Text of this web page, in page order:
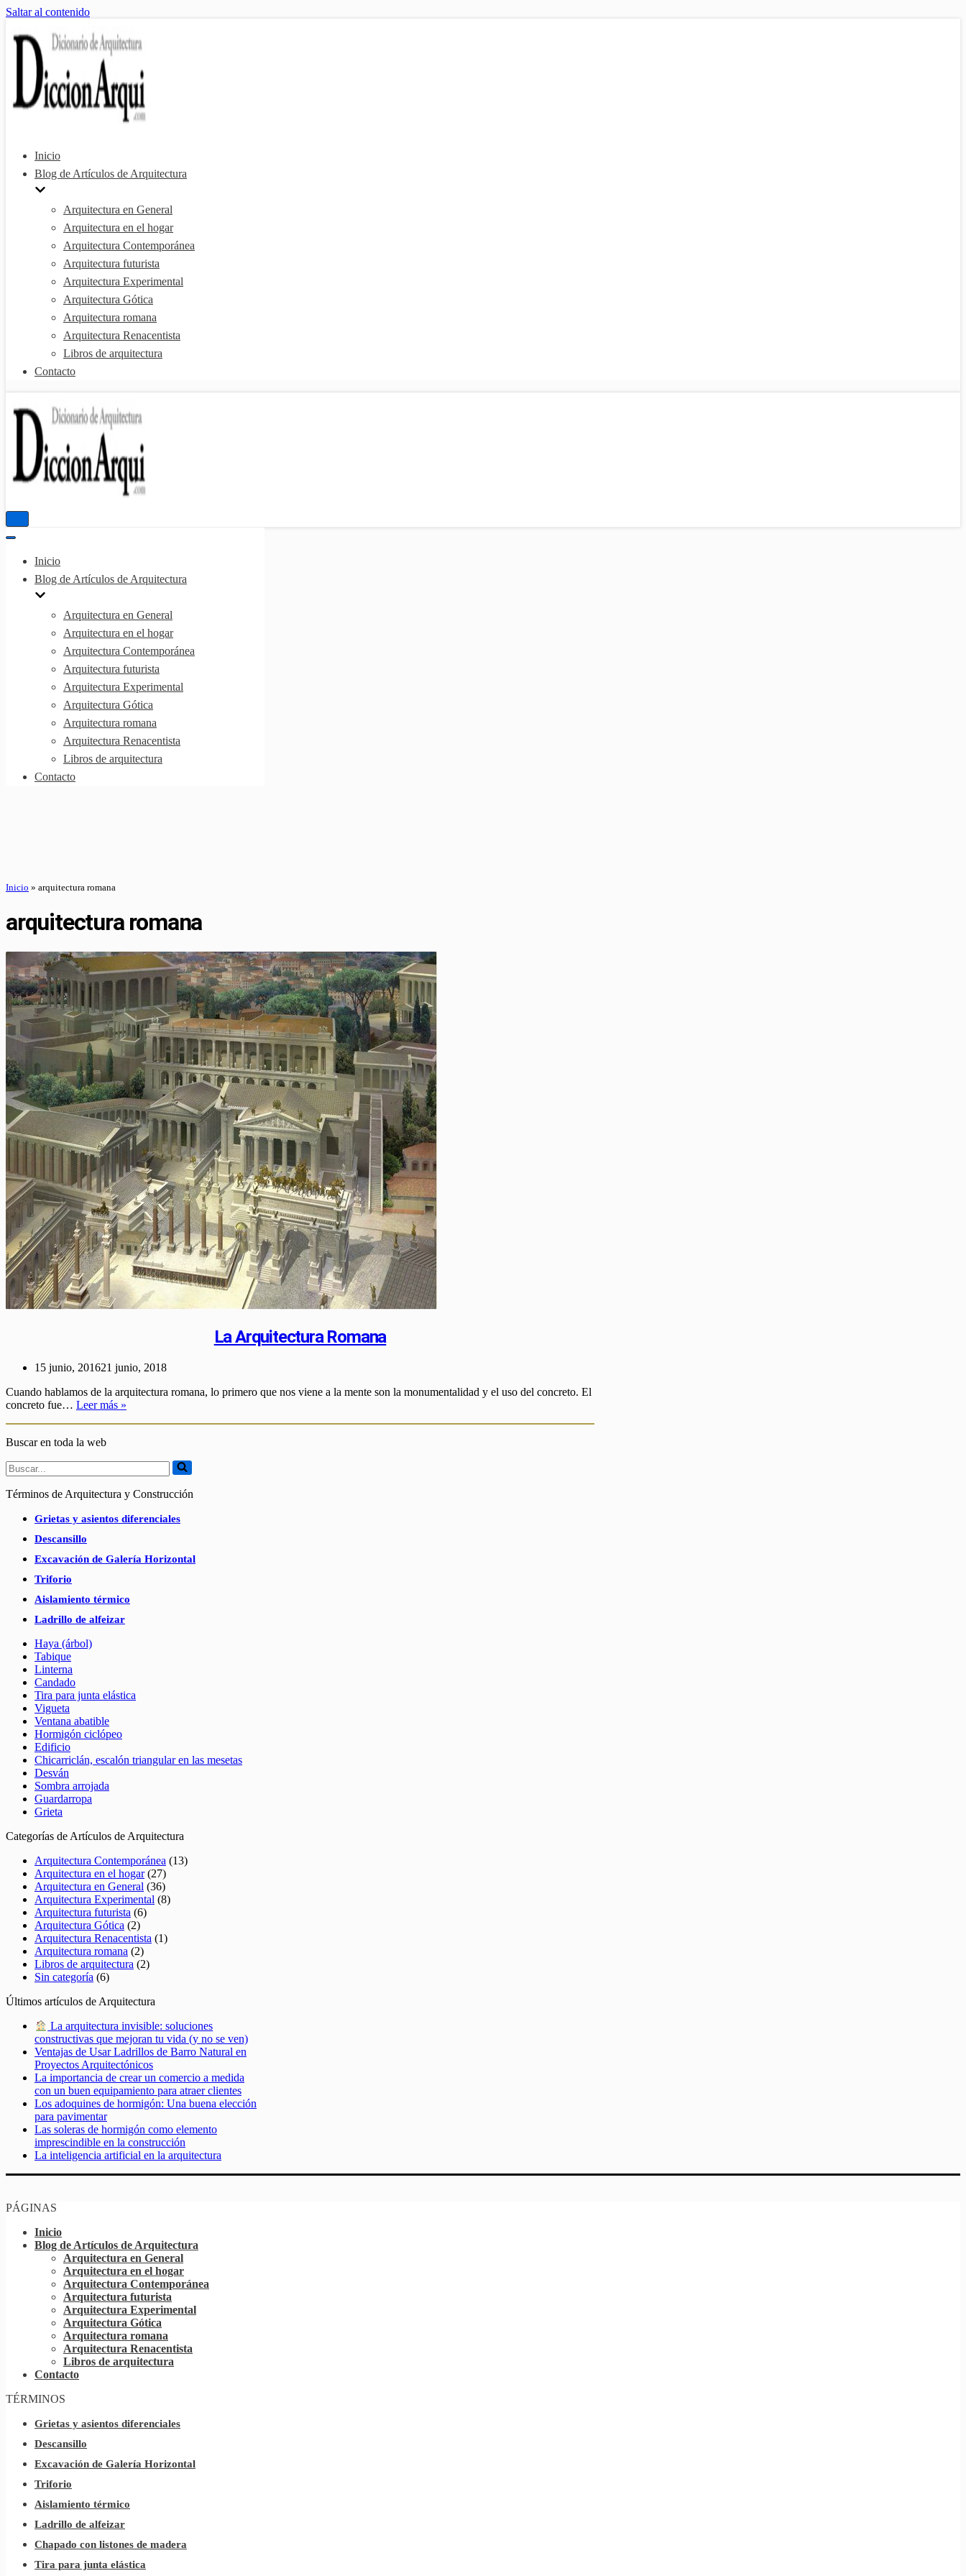
Saltar al contenido
Inicio
Blog de Artículos de Arquitectura
Arquitectura en General
Arquitectura en el hogar
Arquitectura Contemporánea
Arquitectura futurista
Arquitectura Experimental
Arquitectura Gótica
Arquitectura romana
Arquitectura Renacentista
Libros de arquitectura
Contacto
Menú
Menú
navegación
Inicio
Blog de Artículos de Arquitectura
Arquitectura en General
Arquitectura en el hogar
Arquitectura Contemporánea
Arquitectura futurista
Arquitectura Experimental
Arquitectura Gótica
Arquitectura romana
Arquitectura Renacentista
Libros de arquitectura
Contacto
Inicio » arquitectura romana
arquitectura romana
La Arquitectura Romana
15 junio, 201621 junio, 2018
Cuando hablamos de la arquitectura romana, lo primero que nos viene a la mente son la monumentalidad y el uso del concreto. El
concreto fue… Leer más »
Buscar en toda la web
Buscar...
Términos de Arquitectura y Construcción
Grietas y asientos diferenciales
Descansillo
Excavación de Galería Horizontal
Triforio
Aislamiento térmico
Ladrillo de alfeizar
Haya (árbol)
Tabique
Linterna
Candado
Tira para junta elástica
Vigueta
Ventana abatible
Hormigón ciclópeo
Edificio
Chicarriclán, escalón triangular en las mesetas
Desván
Sombra arrojada
Guardarropa
Grieta
Categorías de Artículos de Arquitectura
Arquitectura Contemporánea (13)
Arquitectura en el hogar(27)
Arquitectura en General (36)
Arquitectura Experimental (8)
Arquitectura futurista (6)
Arquitectura Gótica (2)
Arquitectura Renacentista (1)
Arquitectura romana (2)
Libros de arquitectura (2)
Sin categoría (6)
Últimos artículos de Arquitectura
La arquitectura invisible: soluciones
constructivas que mejoran tu vida (y no se ven)
Ventajas de Usar Ladrillos de Barro Natural en
Proyectos Arquitectónicos
La importancia de crear un comercio a medida
con un buen equipamiento para atraer clientes
Los adoquines de hormigón: Una buena elección
para pavimentar
Las soleras de hormigón como elemento
imprescindible en la construcción
La inteligencia artificial en la arquitectura
PÁGINAS
Inicio
Blog de Artículos de Arquitectura
Arquitectura en General
Arquitectura en el hogar
Arquitectura Contemporánea
Arquitectura futurista
Arquitectura Experimental
Arquitectura Gótica
Arquitectura romana
Arquitectura Renacentista
Libros de arquitectura
Contacto
TÉRMINOS
Grietas y asientos diferenciales
Descansillo
Excavación de Galería Horizontal
Triforio
Aislamiento térmico
Ladrillo de alfeizar
Chapado con listones de madera
Tira para junta elástica